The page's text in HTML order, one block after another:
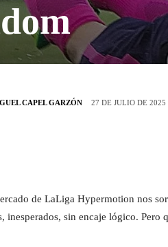
CAPEL GARZÓN 27 DE JULIO DE 2025
de LaLiga Hypermotion nos
inesperados, sin encaje lógico. Pero